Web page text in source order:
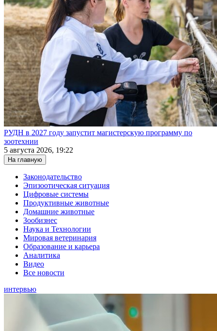
РУДН в 2027 году запустит магистерскую программу по
зоотехнии
5 августа 2026, 19:22
На главную
Законодательство
Эпизоотическая ситуация
Цифровые системы
Продуктивные животные
Домашние животные
Зообизнес
Наука и Технологии
Мировая ветеринария
Образование и карьера
Аналитика
Видео
Все новости
интервью